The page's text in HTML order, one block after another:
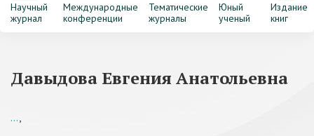
Научный
журнал
Международные
конференции
Тематические
журналы
Юный
ученый
Издание
книг
Давыдова Евгения Анатольевна
...,